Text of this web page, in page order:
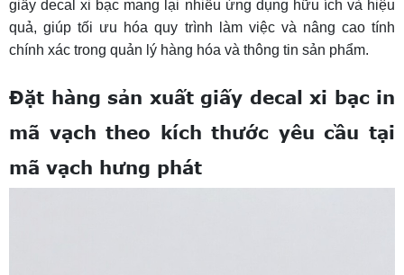
giấy decal xi bạc mang lại nhiều ứng dụng hữu ích và hiệu
quả, giúp tối ưu hóa quy trình làm việc và nâng cao tính
chính xác trong quản lý hàng hóa và thông tin sản phẩm.
Đặt hàng sản xuất giấy decal xi bạc in
mã vạch theo kích thước yêu cầu tại
mã vạch hưng phát